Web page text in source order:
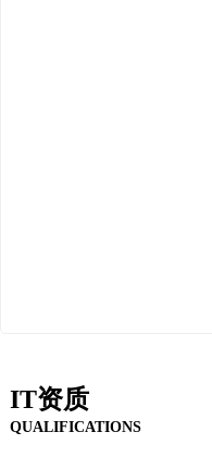
IT资质
QUALIFICATIONS